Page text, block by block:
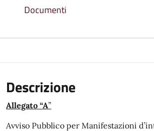
Documenti
Descrizione
Allegato “A”
Avviso Pubblico per Manifestazioni